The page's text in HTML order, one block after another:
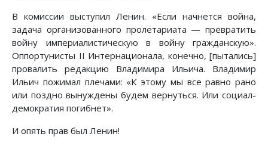
В комиссии выступил Ленин. «Если начнется война,
задача организованного пролетариата — превратить
войну империалистическую в войну гражданскую».
Оппортунисты II Интернационала, конечно, [пытались]
провалить редакцию Владимира Ильича. Владимир
Ильич пожимал плечами: «К этому мы все равно рано
или поздно вынуждены будем вернуться. Или социал-
демократия погибнет».
И опять прав был Ленин!